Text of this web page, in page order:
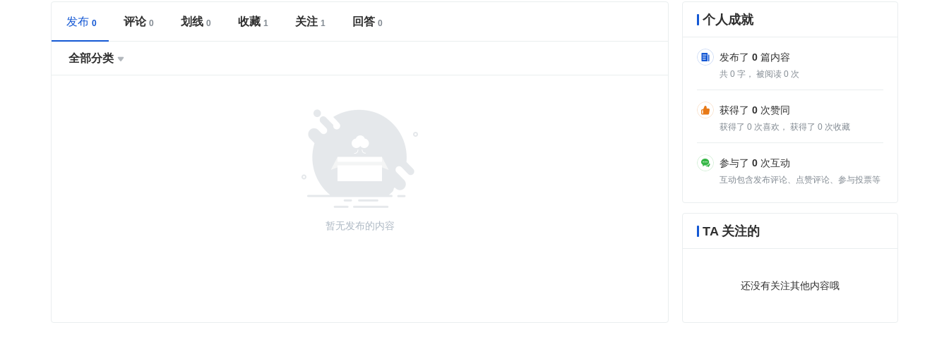
发布 评论 划线 收藏 关注 回答
全部分类 
暂无发布的内容
个人成就
发布了 0 篇内容
共 0 字， 被阅读 0 次
获得了 0 次赞同
获得了 0 次喜欢， 获得了 0 次收藏
参与了 0 次互动
互动包含发布评论、点赞评论、参与投票等
TA 关注的
还没有关注其他内容哦